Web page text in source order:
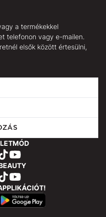
a termékekkel
telefonon vagy e-mailen.
elsők között értesülni,